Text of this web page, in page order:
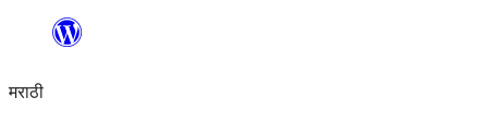
सामुग्रीवर
मराठी